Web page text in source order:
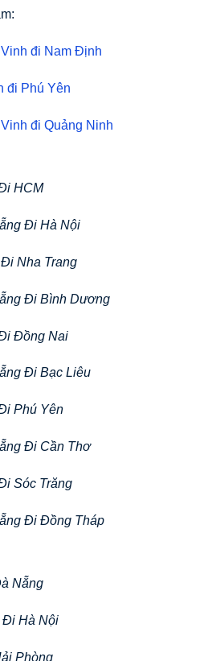
đi Nam Định
đi Phú Yên
đi Quảng Ninh
HCM
Đi Hà Nội
Nha Trang
Đi Bình Dương
Đi Đồng Nai
Đi Bạc Liêu
Phú Yên
Đi Cần Thơ
Sóc Trăng
Đi Đồng Tháp
Đà Nẵng
Đi Hà Nội
Phòng